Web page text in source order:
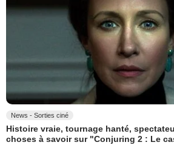
News - Sorties ciné
Histoire vraie, tournage hanté,
choses à savoir sur "Conjuring 2 : Le